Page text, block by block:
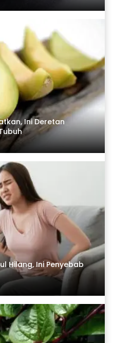
Ini Deretan
Hilang, Ini Penyebab